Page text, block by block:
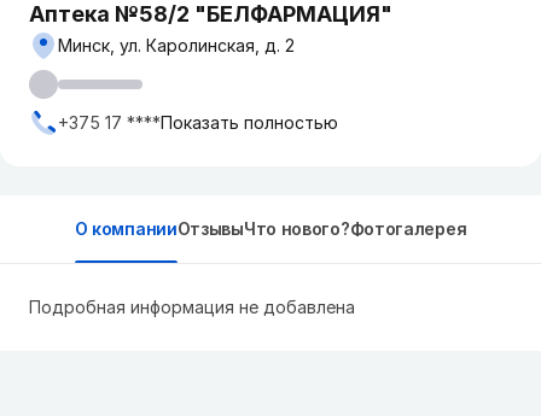
Аптека №58/2 "БЕЛФАРМАЦИЯ"
Минск, ул. Каролинская, д. 2
+375 17 ****Показать полностью
О компанииОтзывыЧто нового?Фотогалерея
Подробная информация не добавлена